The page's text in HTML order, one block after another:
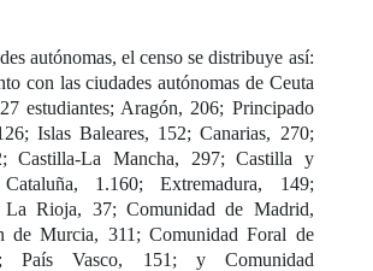
autónomas, el censo se distribuye así:
con las ciudades autónomas de Ceuta
estudiantes; Aragón, 206; Principado
Islas Baleares, 152; Canarias, 270;
Castilla-La Mancha, 297; Castilla y
1.160; Extremadura, 149;
Rioja, 37; Comunidad de Madrid,
de Murcia, 311; Comunidad Foral de
País Vasco, 151; y Comunidad